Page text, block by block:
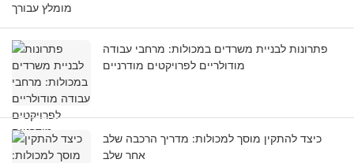
מומלץ עבורך
פתרונות לבניית משרדים במכולות: מרחבי עבודה
מודולריים לפרויקטים מודרניים
כיצד להתקין מוסך למכולות: מדריך הרכבה שלב
אחר שלב